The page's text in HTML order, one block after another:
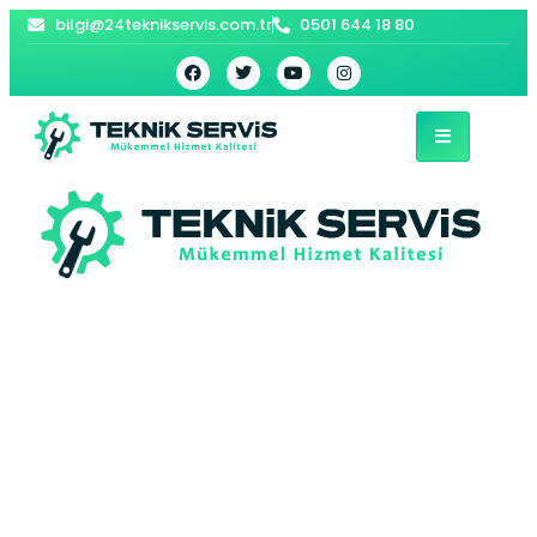
bilgi@24teknikservis.com.tr 0501 644 18 80